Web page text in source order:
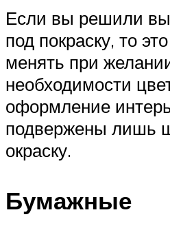
Если вы решили
под покраску, то
менять при
необходимости
оформление
подвержены лишь
окраску.
Бумажные